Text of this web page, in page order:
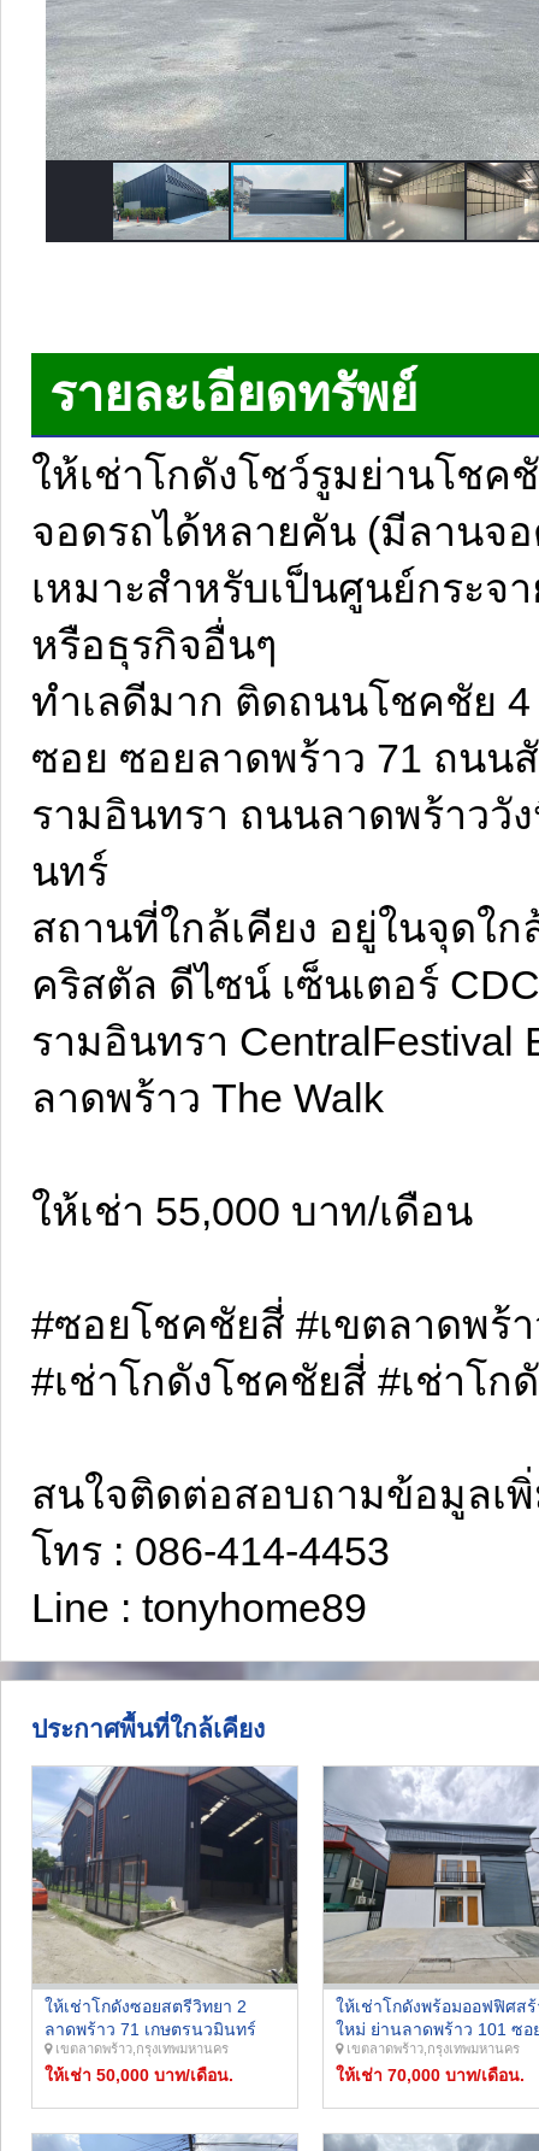
รายละเอียดทรัพย์
ให้เช่าโกดังโชว์รูมย่านโช
จอดรถได้หลายคัน (มีลานจอ
เหมาะสำหรับเป็นศูนย์กระ
หรือธุรกิจอื่นๆ
ทำเลดีมาก ติดถนนโชคชัย 4
ซอย ซอยลาดพร้าว 71 ถนน
รามอินทรา ถนนลาดพร้าววั
นทร์
สถานที่ใกล้เคียง อยู่ในจุดใ
คริสตัล ดีไซน์ เซ็นเตอร์
รามอินทรา
ลาดพร้าว The Walk
ให้เช่า 55,000 บาท/เดือน
#ซอยโชคชัยสี่ #เขตลาดพร้า
#เช่าโกดังโชคชัยสี่ #เช่าโก
สนใจติดต่อสอบถามข้อมูลเ
โทร : 086-414-4453
Line : tonyhome89
ประกาศพื้นที่ใกล้เคียง
ให้เช่าโกดังซอยสตรีวิทยา 2
ลาดพร้าว 71 เกษตรนวมินทร์
ขนาด 243 ตร.ม. บนที่ดิน 120
ตร.ว. ทำเลดีเชื่อมต่อไปได้หลาย
เขตลาดพร้าว,กรุงเทพมหานคร
ให้เช่า 50,000 บาท/เดือน.
ให้เช่าโกดังพร้อมออฟฟิศสร้
ใหม่ ย่านลาดพร้าว 101 ซอ
นทร์ 111 ซอยโพธิ์แก้ว 3 ร
ไฟฟ้า 3 เฟส รถใหญ่เข้าออก
เขตลาดพร้าว,กรุงเทพมหานคร
ให้เช่า 70,000 บาท/เดือน.